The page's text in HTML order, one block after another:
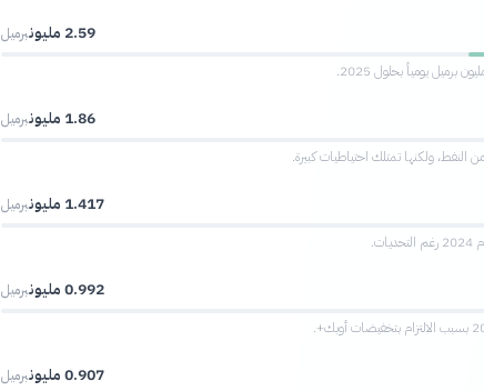
2.59 مليون
برميل
1.86 مليون
برميل
النفط، ولكنها تمتلك احتياطيات كبيرة.
1.417 مليون
برميل
0.992 مليون
برميل
0.907 مليون
برميل